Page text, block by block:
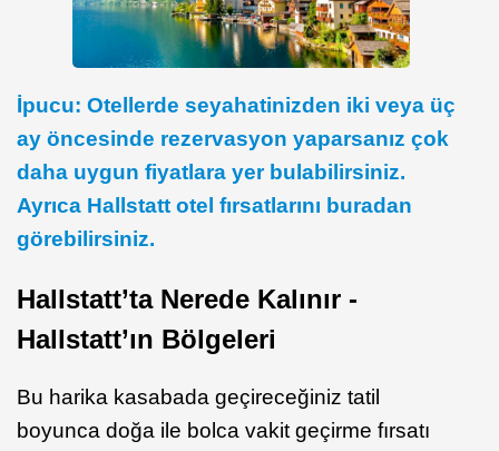
İpucu: Otellerde seyahatinizden iki veya üç
ay öncesinde rezervasyon yaparsanız çok
daha uygun fiyatlara yer bulabilirsiniz.
Ayrıca Hallstatt otel fırsatlarını buradan
görebilirsiniz.
Hallstatt’ta Nerede Kalınır -
Hallstatt’ın Bölgeleri
Bu harika kasabada geçireceğiniz tatil
boyunca doğa ile bolca vakit geçirme fırsatı